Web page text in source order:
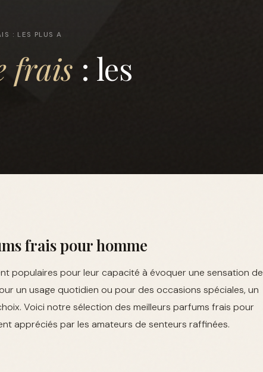
: LES PLUS A
frais : les
frais pour homme
populaires pour leur capacité à évoquer une sensation de
un usage quotidien ou pour des occasions spéciales, un
Voici notre sélection des meilleurs parfums frais pour
appréciés par les amateurs de senteurs raffinées.